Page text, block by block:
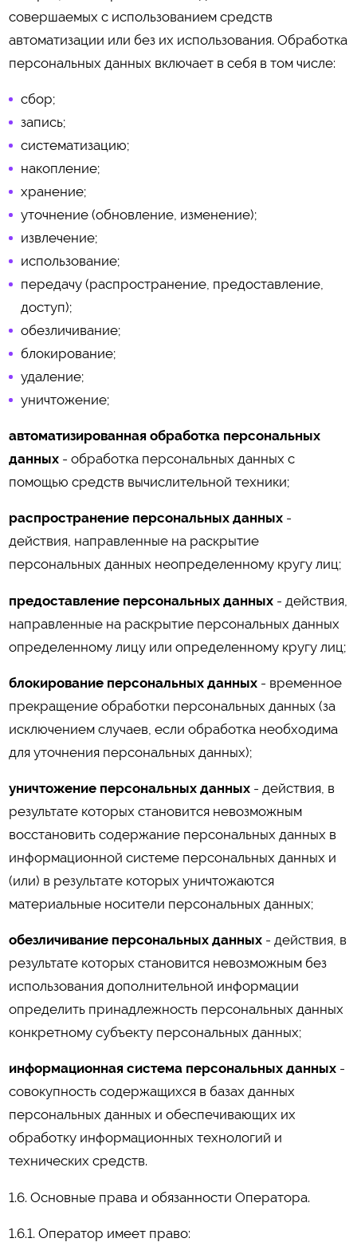
совершаемых с использованием средств
автоматизации или без их использования. Обработка
персональных данных включает в себя в том числе:
сбор;
запись;
систематизацию;
накопление;
хранение;
уточнение (обновление, изменение);
извлечение;
использование;
передачу (распространение, предоставление,
доступ);
обезличивание;
блокирование;
удаление;
уничтожение;
автоматизированная обработка персональных
данных- обработка персональных данных с
помощью средств вычислительной техники;
распространение персональных данных-
действия, направленные на раскрытие
персональных данных неопределенному кругу лиц;
предоставление персональных данных- действия,
направленные на раскрытие персональных данных
определенному лицу или определенному кругу лиц;
блокирование персональных данных- временное
прекращение обработки персональных данных (за
исключением случаев, если обработка необходима
для уточнения персональных данных);
уничтожение персональных данных- действия, в
результате которых становится невозможным
восстановить содержание персональных данных в
информационной системе персональных данных и
(или) в результате которых уничтожаются
материальные носители персональных данных;
обезличивание персональных данных- действия, в
результате которых становится невозможным без
использования дополнительной информации
определить принадлежность персональных данных
конкретному субъекту персональных данных;
информационная система персональных данных-
совокупность содержащихся в базах данных
персональных данных и обеспечивающих их
обработку информационных технологий и
технических средств.
1.6. Основные права и обязанности Оператора.
1.6.1. Оператор имеет право: